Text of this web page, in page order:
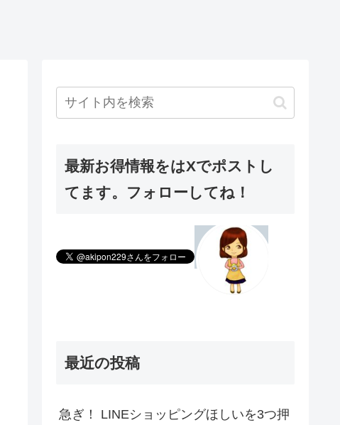
最新お得情報をはXでポストし
てます。フォローしてね！
最近の投稿
急ぎ！ LINEショッピングほしいを3つ押